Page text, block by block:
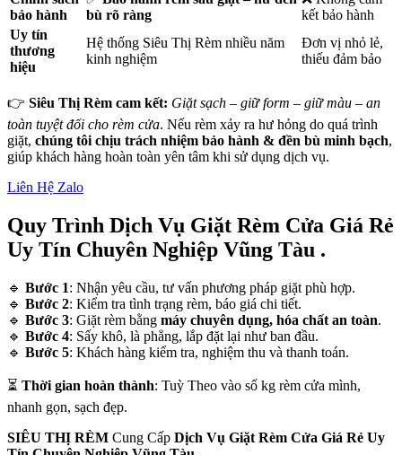
bảo hành
bù rõ ràng
kết bảo hành
Uy tín
thương
hiệu
Hệ thống Siêu Thị Rèm nhiều năm
kinh nghiệm
Đơn vị nhỏ lẻ,
thiếu đảm bảo
👉 Siêu Thị Rèm cam kết: Giặt sạch – giữ form – giữ màu – an
toàn tuyệt đối cho rèm cửa. Nếu rèm xảy ra hư hỏng do quá trình
giặt, chúng tôi chịu trách nhiệm bảo hành & đền bù minh bạch,
giúp khách hàng hoàn toàn yên tâm khi sử dụng dịch vụ.
Liên Hệ Zalo
Quy Trình Dịch Vụ Giặt Rèm Cửa Giá Rẻ
Uy Tín Chuyên Nghiệp Vũng Tàu .
🔹 Bước 1: Nhận yêu cầu, tư vấn phương pháp giặt phù hợp.
🔹 Bước 2: Kiểm tra tình trạng rèm, báo giá chi tiết.
🔹 Bước 3: Giặt rèm bằng máy chuyên dụng, hóa chất an toàn.
🔹 Bước 4: Sấy khô, là phẳng, lắp đặt lại như ban đầu.
🔹 Bước 5: Khách hàng kiểm tra, nghiệm thu và thanh toán.
⏳ Thời gian hoàn thành: Tuỳ Theo vào số kg rèm cửa mình,
nhanh gọn, sạch đẹp.
SIÊU THỊ RÈM Cung Cấp Dịch Vụ Giặt Rèm Cửa Giá Rẻ Uy